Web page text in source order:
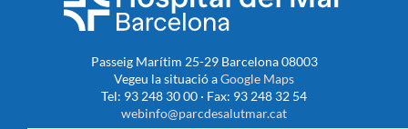
Passeig Marítim 25-29 Barcelona 08003
Vegeu la situació aGoogle Maps
Tel: 93 248 30 00 · Fax: 93 248 32 54
webinfo@parcdesalutmar.cat